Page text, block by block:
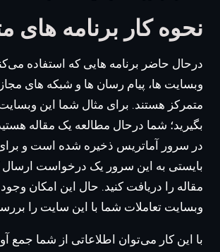
نحوه کار برنامه های
درحال حاضر برنامه هایی که استفاده
وبسایت ها، پیام رسان ها و شبکه های
متمرکز هستند. برای مثال شما این
بگیرید؛ شما درحال مطالعه یک مقاله
در سرور آماتریس ذخیره شده است و
بایستی به این سرور یک درخواست
مقاله را دریافت کنید. حال این امکان
وبسایت تعاملات شما با این سایت را
با این کار می‌توان اطلاعاتی از شما جمع